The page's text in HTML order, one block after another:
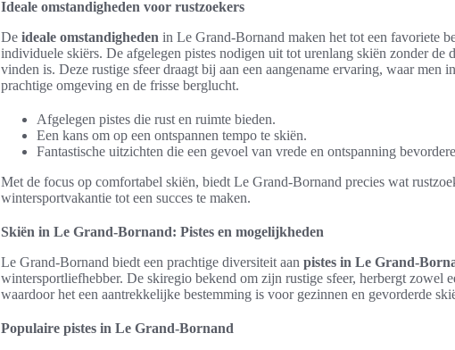
Ideale omstandigheden voor rustzoekers
De ideale omstandigheden in Le Grand-Bornand maken het tot een favoriete
individuele skiërs. De afgelegen pistes nodigen uit tot urenlang skiën zonder de
vinden is. Deze rustige sfeer draagt bij aan een aangename ervaring, waar men
prachtige omgeving en de frisse berglucht.
Afgelegen pistes die rust en ruimte bieden.
Een kans om op een ontspannen tempo te skiën.
Fantastische uitzichten die een gevoel van vrede en ontspanning
Met de focus op comfortabel skiën, biedt Le Grand-Bornand precies wat
wintersportvakantie tot een succes te maken.
Skiën in Le Grand-Bornand: Pistes en mogelijkheden
Le Grand-Bornand biedt een prachtige diversiteit aan pistes in Le Grand-
wintersportliefhebber. De skiregio bekend om zijn rustige sfeer, herbergt zowel
waardoor het een aantrekkelijke bestemming is voor gezinnen en gevorderde
Populaire pistes in Le Grand-Bornand